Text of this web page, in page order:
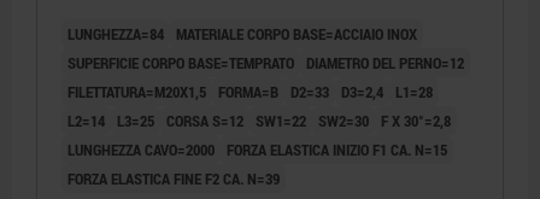
TERMOPLASTICA GRIGIO NERASTRO RAL7021
LUNGHEZZA=84
MATERIALE CORPO BASE=ACCIAIO INOX
SUPERFICIE CORPO BASE=TEMPRATO
DIAMETRO DEL PERNO=12
FILETTATURA=M20X1,5
FORMA=B D2=33 D3=2,4
L1=28
L2=14
L3=25 CORSA S=12 SW1=22 SW2=30
F X 30°=2,8
LUNGHEZZA CAVO=2000
FORZA ELASTICA INIZIO F1 CA. N=15
FORZA ELASTICA FINE F2 CA. N=39